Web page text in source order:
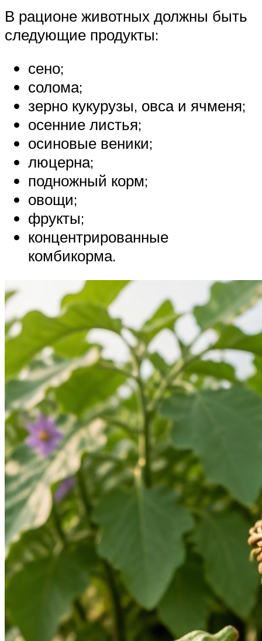
В рационе животных должны быть
следующие продукты:
сено;
солома;
зерно кукурузы, овса и ячменя;
осенние листья;
осиновые веники;
люцерна;
подножный корм;
овощи;
фрукты;
концентрированные
комбикорма.